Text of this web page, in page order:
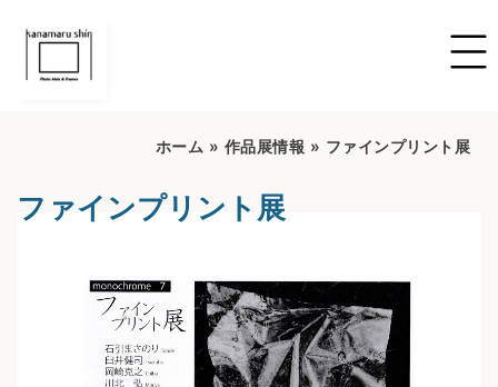
ホーム » 作品展情報 » ファインプリント展
ファインプリント展